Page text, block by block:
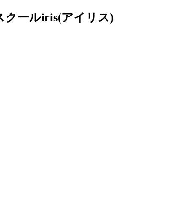
クールiris(アイリス)